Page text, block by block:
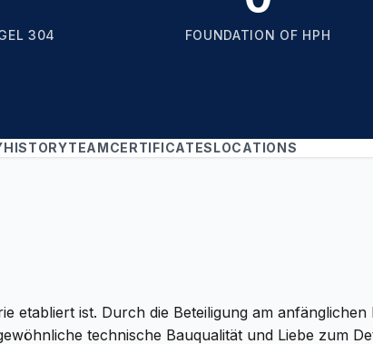
304 FOUNDATION OF HPH
HISTORYTEAMCERTIFICATESLOCATIONS
etabliert ist. Durch die Beteiligung am
technische Bauqualität und Liebe zum